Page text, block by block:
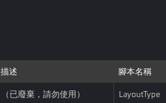
描述 腳本名稱
（已廢棄，請勿使用） LayoutType